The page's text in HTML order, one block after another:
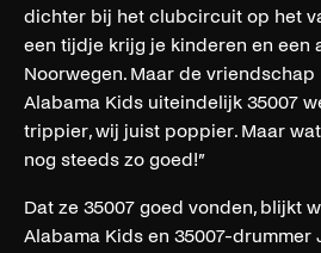
dichter bij het clubcircuit op het
een tijdje krijg je kinderen en een
Noorwegen. Maar de vriendschap
Alabama Kids uiteindelijk 35007
trippier, wij juist poppier. Maar
nog steeds zo goed!”
Dat ze 35007 goed vonden, blijkt
Alabama Kids en 35007-drummer